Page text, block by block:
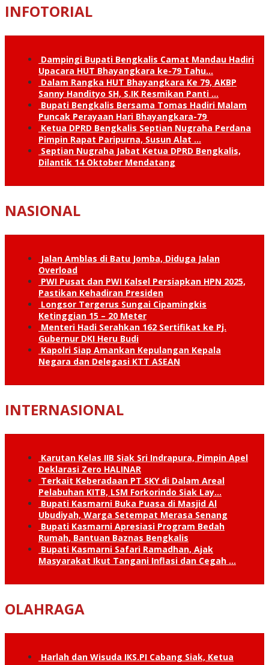
INFOTORIAL
Dampingi Bupati Bengkalis Camat Mandau Hadiri
Upacara HUT Bhayangkara ke-79 Tahu…
Dalam Rangka HUT Bhayangkara Ke 79, AKBP
Sanny Handityo SH, S.IK Resmikan Panti …
Bupati Bengkalis Bersama Tomas Hadiri Malam
Puncak Perayaan Hari Bhayangkara-79
Ketua DPRD Bengkalis Septian Nugraha Perdana
Pimpin Rapat Paripurna, Susun Alat …
Septian Nugraha Jabat Ketua DPRD Bengkalis,
Dilantik 14 Oktober Mendatang
NASIONAL
Jalan Amblas di Batu Jomba, Diduga Jalan
Overload
PWI Pusat dan PWI Kalsel Persiapkan HPN 2025,
Pastikan Kehadiran Presiden
Longsor Tergerus Sungai Cipamingkis
Ketinggian 15 – 20 Meter
Menteri Hadi Serahkan 162 Sertifikat ke Pj.
Gubernur DKI Heru Budi
Kapolri Siap Amankan Kepulangan Kepala
Negara dan Delegasi KTT ASEAN
INTERNASIONAL
Karutan Kelas IIB Siak Sri Indrapura, Pimpin Apel
Deklarasi Zero HALINAR
Terkait Keberadaan PT SKY di Dalam Areal
Pelabuhan KITB, LSM Forkorindo Siak Lay…
Bupati Kasmarni Buka Puasa di Masjid Al
Ubudiyah, Warga Setempat Merasa Senang
Bupati Kasmarni Apresiasi Program Bedah
Rumah, Bantuan Baznas Bengkalis
Bupati Kasmarni Safari Ramadhan, Ajak
Masyarakat Ikut Tangani Inflasi dan Cegah …
OLAHRAGA
Harlah dan Wisuda IKS.PI Cabang Siak, Ketua